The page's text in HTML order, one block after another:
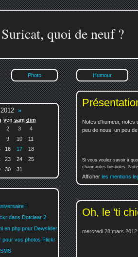
Suricat, quoi de neuf ?
Photo Humour
Notes d'humeur, notes
peu de nous, un peu
Si vous voulez savoir à
charmantes bestioles.
Afficher les mentions
Oh, le 'ti
mercredi 28 mars 2012
»
ven sam dim
2 3
4
9 10
11
16 17
18
23 24
25
30 31
!
dans Dotclear 2
en php pour Dewslider
pour vos photos Flickr